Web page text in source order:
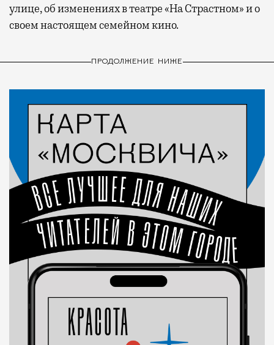
улице, об изменениях в театре «На Страстном» и о
своем настоящем семейном кино.
ПРОДОЛЖЕНИЕ НИЖЕ